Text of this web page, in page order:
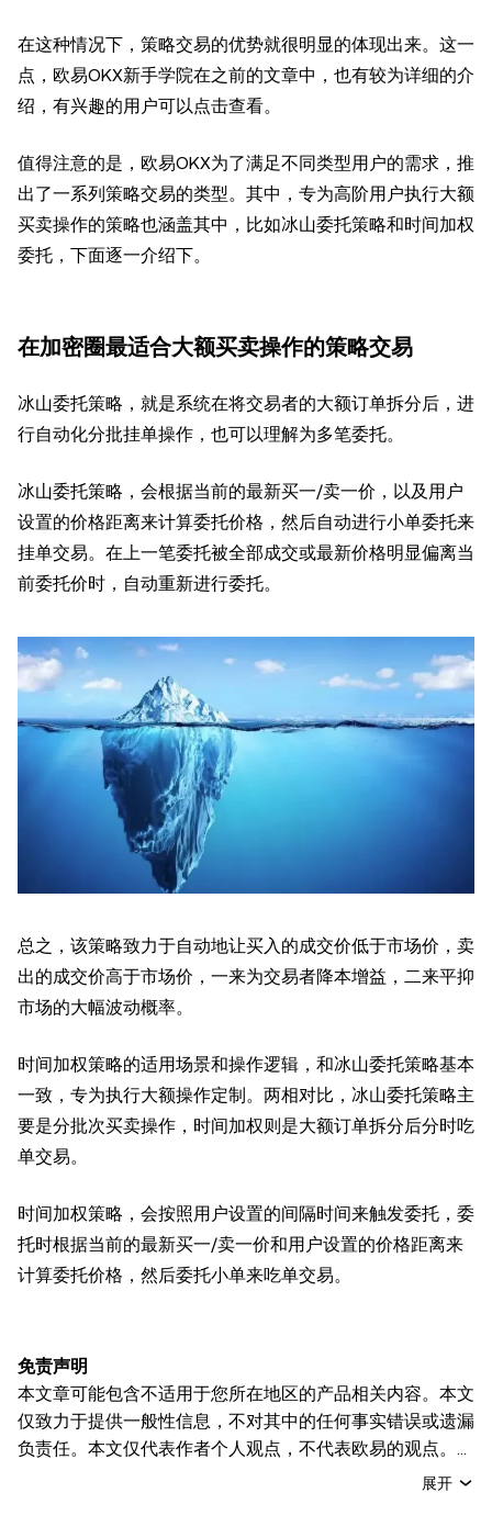
在这种情况下，策略交易的优势就很明显的体现出来。这一
点，欧易OKX新手学院在之前的文章中，也有较为详细的介
绍，有兴趣的用户可以点击查看。
值得注意的是，欧易OKX为了满足不同类型用户的需求，推
出了一系列策略交易的类型。其中，专为高阶用户执行大额
买卖操作的策略也涵盖其中，比如冰山委托策略和时间加权
委托，下面逐一介绍下。
在加密圈最适合大额买卖操作的策略交易
冰山委托策略，就是系统在将交易者的大额订单拆分后，进
行自动化分批挂单操作，也可以理解为多笔委托。
冰山委托策略，会根据当前的最新买一/卖一价，以及用户
设置的价格距离来计算委托价格，然后自动进行小单委托来
挂单交易。在上一笔委托被全部成交或最新价格明显偏离当
前委托价时，自动重新进行委托。
总之，该策略致力于自动地让买入的成交价低于市场价，卖
出的成交价高于市场价，一来为交易者降本增益，二来平抑
市场的大幅波动概率。
时间加权策略的适用场景和操作逻辑，和冰山委托策略基本
一致，专为执行大额操作定制。两相对比，冰山委托策略主
要是分批次买卖操作，时间加权则是大额订单拆分后分时吃
单交易。
时间加权策略，会按照用户设置的间隔时间来触发委托，委
托时根据当前的最新买一/卖一价和用户设置的价格距离来
计算委托价格，然后委托小单来吃单交易。
免责声明
本文章可能包含不适用于您所在地区的产品相关内容。本文
仅致力于提供一般性信息，不对其中的任何事实错误或遗漏
负责任。本文仅代表作者个人观点，不代表欧易的观点。
本文无意提供以下任何建议，包括但不限于：(i) 投资建议
展开